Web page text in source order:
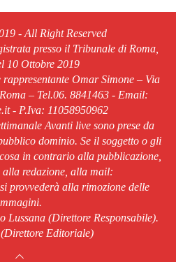
- All Right Reserved
presso il Tribunale di Roma,
10 Ottobre 2019
Omar Simone – Via
– Tel.06. 8841463 - Email:
- P.Iva: 11058950962
Avanti live sono prese da
dominio. Se il soggetto o gli
in contrario alla pubblicazione,
alla redazione, alla mail:
provvederà alla rimozione delle
Lussana (Direttore Responsabile).
Editoriale)